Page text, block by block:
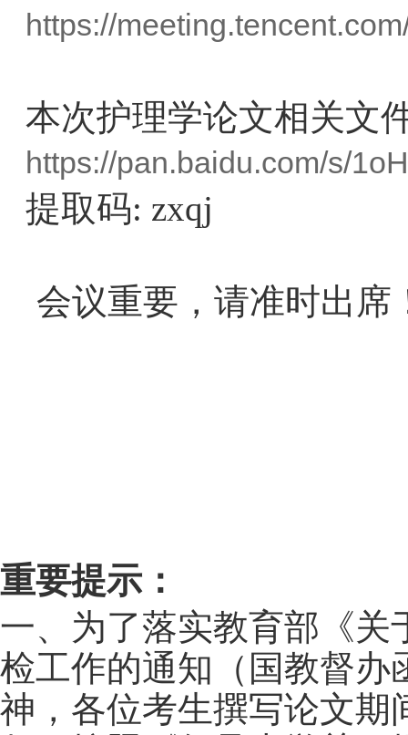
https://
本次护理学论文相关文
https://pan.baidu.com/s/
提取码: zxqj
会议重要，请准时出席
重要提示：
一、 为了落实教育部《关
检工作的通知（国教督办
神，各位考生撰写论文期